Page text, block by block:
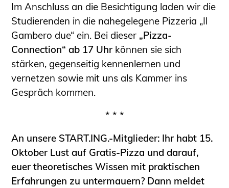
Fachlisten
Bauherren-ABC
Informationen für Schülerinnen,
Schüler und Studierende
Projekte für Schülerinnen und Schüler
START.ING. Das Studierenden Praxis-
Programm
Wissenswertes für Studierende
BLING.BLING.
Kammer Newsletter
Presse
Im Anschluss an die Besichtigung laden wir die
Studierenden in die nahegelegene Pizzeria „Il
Gambero due“ ein. Bei dieser „Pizza-
Connection“ ab 17 Uhr können sie sich
stärken, gegenseitig kennenlernen und
vernetzen sowie mit uns als Kammer ins
Gespräch kommen.
* * *
An unsere START.ING.-Mitglieder: Ihr habt 15.
Oktober Lust auf Gratis-Pizza und darauf,
euer theoretisches Wissen mit praktischen
Erfahrungen zu untermauern? Dann meldet